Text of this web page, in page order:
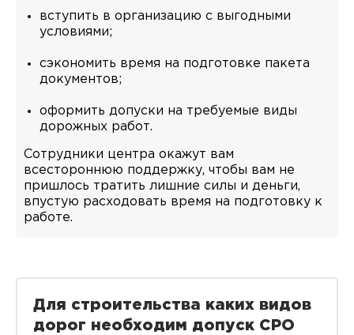
вступить в организацию с выгодными
условиями;
сэкономить время на подготовке пакета
документов;
оформить допуски на требуемые виды
дорожных работ.
Сотрудники центра окажут вам
всестороннюю поддержку, чтобы вам не
пришлось тратить лишние силы и деньги,
впустую расходовать время на подготовку к
работе.
Для строительства каких видов
дорог необходим допуск СРО